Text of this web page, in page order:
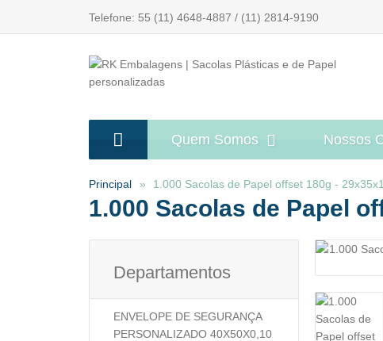
Telefone: 55 (11) 4648-4887 / (11) 2814-9190
Quem Somos Nossos
Principal 1.000 Sacolas de Papel offset 180g -
1.000 Sacolas de Papel
Departamentos
ENVELOPE DE SEGURANÇA
PERSONALIZADO 40X50X0,10